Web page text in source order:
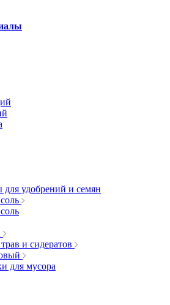
для удобрений и семян
и сидератов
для мусора